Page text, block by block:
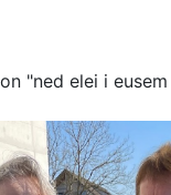
"ned elei i